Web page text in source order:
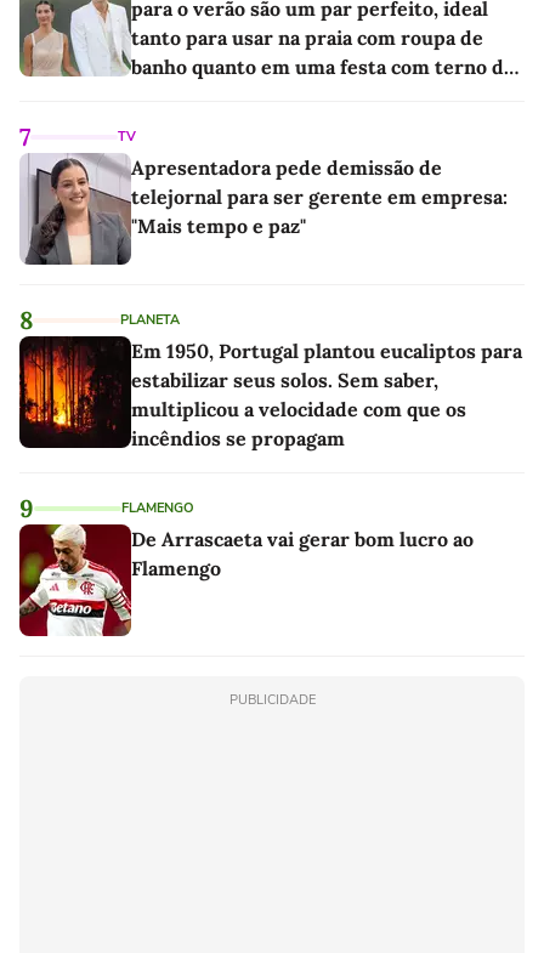
para o verão são um par perfeito, ideal
tanto para usar na praia com roupa de
banho quanto em uma festa com terno de
7 TV
Apresentadora pede demissão de
telejornal para ser gerente em empresa:
"Mais tempo e paz"
8 PLANETA
Em 1950, Portugal plantou eucaliptos para
estabilizar seus solos. Sem saber,
multiplicou a velocidade com que os
incêndios se propagam
9 FLAMENGO
De Arrascaeta vai gerar bom lucro ao
Flamengo
PUBLICIDADE